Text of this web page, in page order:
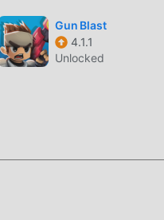
ya!"
Gun Blast
4.1.1
Unlocked